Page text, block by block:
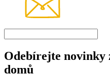
Odebírejte novinky
domů